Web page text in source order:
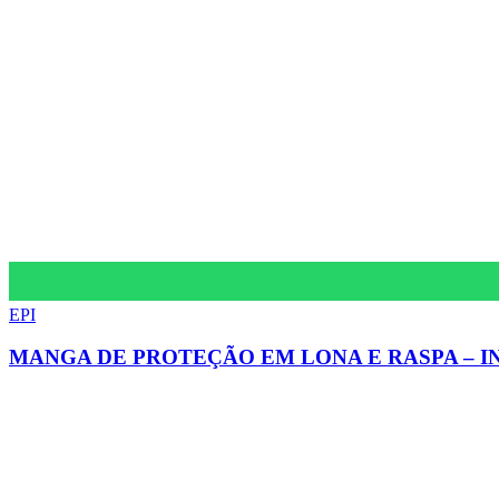
EPI
MANGA DE PROTEÇÃO EM LONA E RASPA –